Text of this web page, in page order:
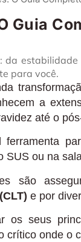
Guia
da
para você.
a
até o
SUS ou na
são
e por
os seus
crítico onde o